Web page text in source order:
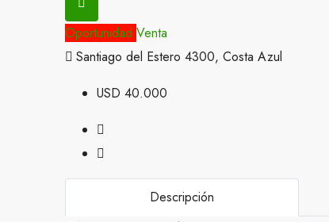
Oportunidad Venta
Santiago del Estero 4300, Costa Azul
USD 40.000
Descripción